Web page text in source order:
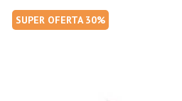
SUPER OFERTA 30%